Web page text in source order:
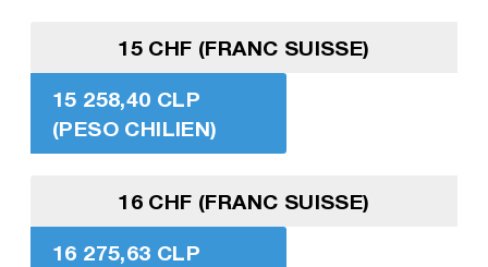
15 CHF (FRANC SUISSE)
15 258,40 CLP
(PESO CHILIEN)
16 CHF (FRANC SUISSE)
16 275,63 CLP